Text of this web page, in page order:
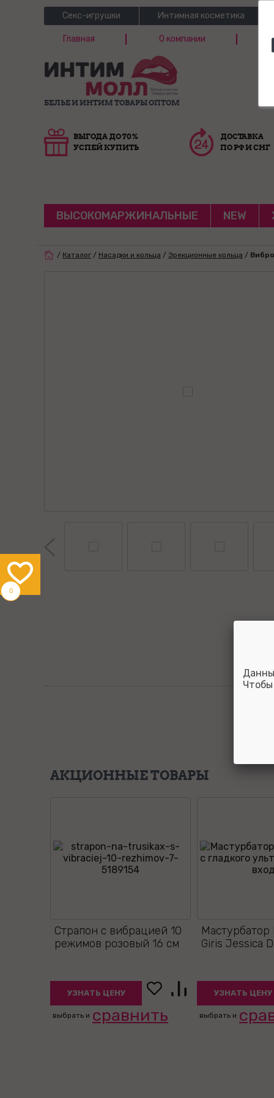
Секс-игрушки Интимная косметика
Главная О компании
БЕЛЬЕ И ИНТИМ ТОВАРЫ ОПТОМ
ВЫГОДА ДО 70%
УСПЕЙ КУПИТЬ
ДОСТАВКА
ПО РФ И СНГ
ВЫСОКОМАРЖИНАЛЬНЫЕ NEW
/ Каталог / Насадки и кольца / Эрекционные кольца /
АКЦИОННЫЕ ТОВАРЫ
Страпон с вибрацией 10
режимов розовый 16 см
УЗНАТЬ ЦЕНУ
выбрать и сравнить
Мастурбатор
Giris Jessica
УЗНАТЬ ЦЕНУ
выбрать и
0